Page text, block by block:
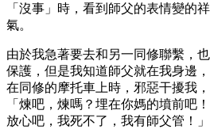
「沒事」時，看到師父的表情變的
氣。
由於我急著要去和另一同修聯繫，
保護，但是我知道師父就在我身邊
在同修的摩托車上時，邪惡干擾我
「煉吧，煉嗎？埋在你媽的墳前吧
放心吧，我死不了，我有師父管！」